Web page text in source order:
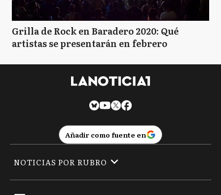
Grilla de Rock en Baradero 2020: Qué
artistas se presentarán en febrero
Añadir como fuente en
NOTICIAS POR RUBRO